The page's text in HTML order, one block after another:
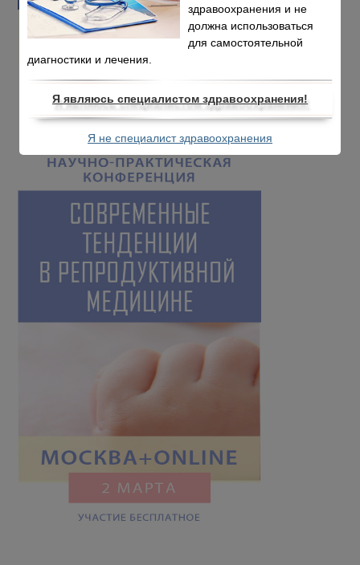
здравоохранения и не
должна использоваться
для самостоятельной
диагностики и лечения.
Я являюсь специалистом здравоохранения!
Я не специалист здравоохранения